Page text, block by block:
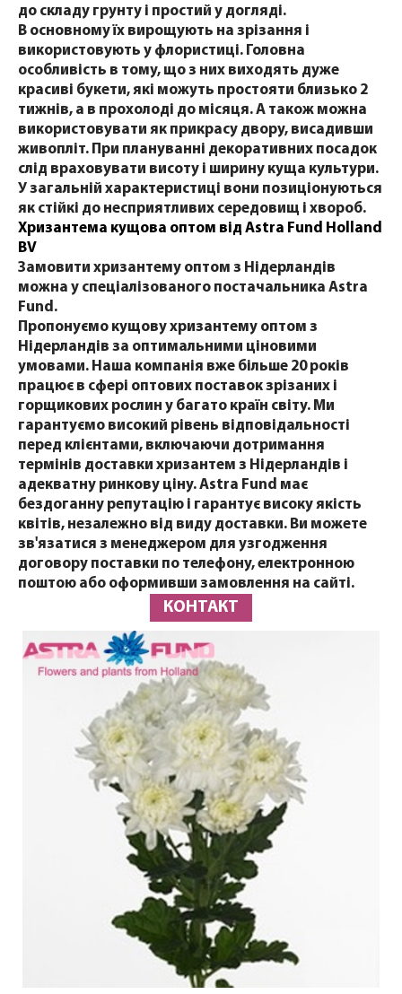
до складу грунту і простий у догляді.
В основному їх вирощують на зрізання і
використовують у флористиці. Головна
особливість в тому, що з них виходять дуже
красиві букети, які можуть простояти близько 2
тижнів, а в прохолоді до місяця. А також можна
використовувати як прикрасу двору, висадивши
живопліт. При плануванні декоративних посадок
слід враховувати висоту і ширину куща культури.
У загальній характеристиці вони позиціонуються
як стійкі до несприятливих середовищ і хвороб.
Хризантема кущова оптом від Astra Fund Holland
BV
Замовити хризантему оптом з Нідерландів
можна у спеціалізованого постачальника Astra
Fund.
Пропонуємо кущову хризантему оптом з
Нідерландів за оптимальними ціновими
умовами. Наша компанія вже більше 20 років
працює в сфері оптових поставок зрізаних і
горщикових рослин у багато країн світу. Ми
гарантуємо високий рівень відповідальності
перед клієнтами, включаючи дотримання
термінів доставки хризантем з Нідерландів і
адекватну ринкову ціну. Astra Fund має
бездоганну репутацію і гарантує високу якість
квітів, незалежно від виду доставки. Ви можете
зв'язатися з менеджером для узгодження
договору поставки по телефону, електронною
поштою або оформивши замовлення на сайті.
КОНТАКТ